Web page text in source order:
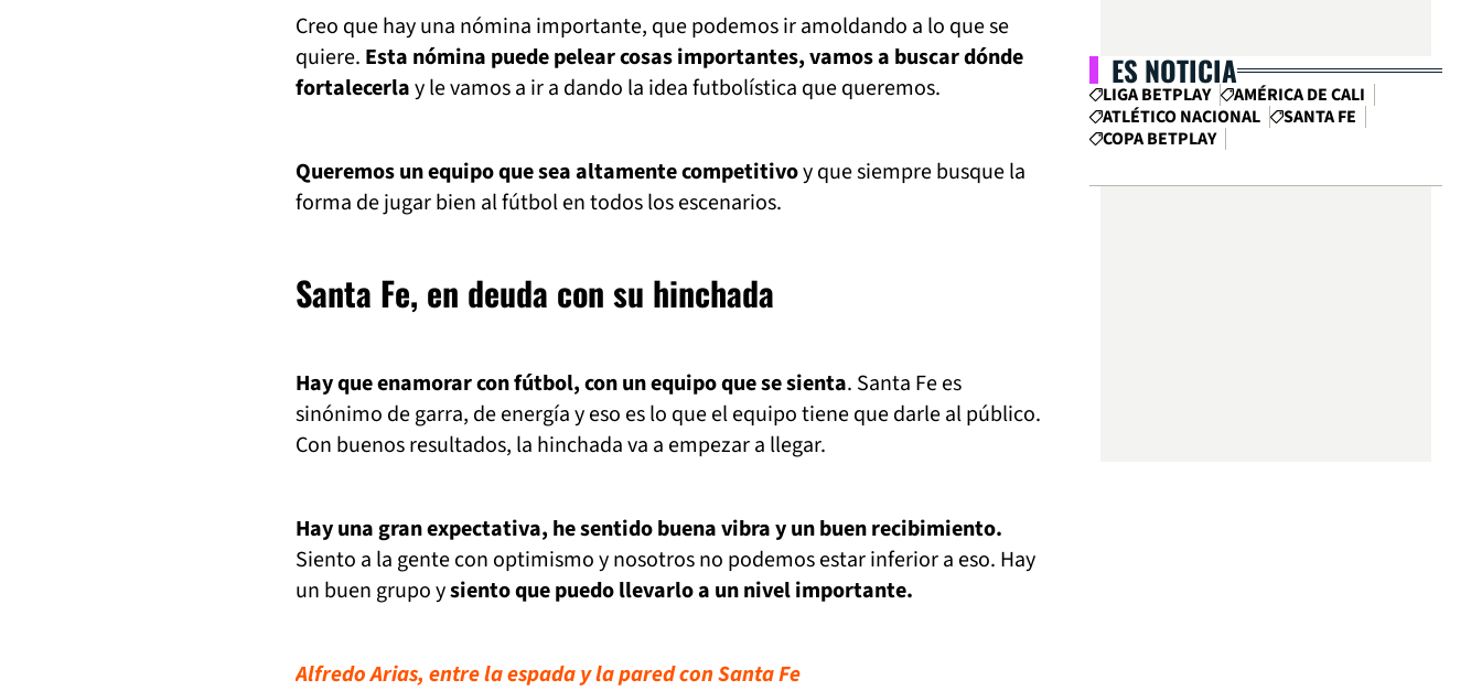
Creo que hay una nómina importante, que podemos ir amoldando a lo que se
quiere. Esta nómina puede pelear cosas importantes, vamos a buscar dónde
fortalecerlay le vamos a ir a dando la idea futbolística que queremos.
Queremos un equipo que sea altamente competitivoy que siempre busque la
forma de jugar bien al fútbol en todos los escenarios.
Santa Fe, en deuda con su hinchada
Hay que enamorar con fútbol, con un equipo que se sienta. Santa Fe es
sinónimo de garra, de energía y eso es lo que el equipo tiene que darle al público.
Con buenos resultados, la hinchada va a empezar a llegar.
Hay una gran expectativa, he sentido buena vibra y un buen recibimiento.
Siento a la gente con optimismo y nosotros no podemos estar inferior a eso. Hay
un buen grupo ysiento que puedo llevarlo a un nivel importante.
Alfredo Arias, entre la espada y la pared con Santa Fe
ES NOTICIA
LIGA BETPLAY
AMÉRICA DE CALI
ATLÉTICO NACIONAL
SANTA FE
COPA BETPLAY